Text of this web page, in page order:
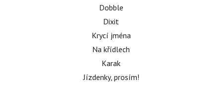
Dobble
Dixit
Krycí jména
Na křídlech
Karak
Jízdenky, prosím!